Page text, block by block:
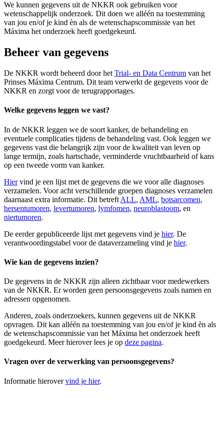
We kunnen gegevens uit de NKKR ook gebruiken voor
wetenschappelijk onderzoek. Dit doen we alléén na toestemming
van jou en/of je kind èn als de wetenschapscommissie van het
Máxima het onderzoek heeft goedgekeurd.
Beheer van gegevens
De NKKR wordt beheerd door het Trial- en Data Centrum van het
Prinses Máxima Centrum. Dit team verwerkt de gegevens voor de
NKKR en zorgt voor de terugrapportages.
Welke gegevens leggen we vast?
In de NKKR leggen we de soort kanker, de behandeling en
eventuele complicaties tijdens de behandeling vast. Ook leggen we
gegevens vast die belangrijk zijn voor de kwaliteit van leven op
lange termijn, zoals hartschade, verminderde vruchtbaarheid of kans
op een tweede vorm van kanker.
Hiervind je een lijst met de gegevens die we voor alle diagnoses
verzamelen. Voor acht verschillende groepen diagnoses verzamelen
daarnaast extra informatie. Dit betreft ALL, AML, botsarcomen,
hersentumoren, levertumoren, lymfomen, neuroblastoom, en
niertumoren.
De eerder gepubliceerde lijst met gegevens vind je hier. De
verantwoordingstabel voor de dataverzameling vind je hier.
Wie kan de gegevens inzien?
De gegevens in de NKKR zijn alleen zichtbaar voor medewerkers
van de NKKR. Er worden geen persoonsgegevens zoals namen en
adressen opgenomen.
Anderen, zoals onderzoekers, kunnen gegevens uit de NKKR
opvragen. Dit kan alléén na toestemming van jou en/of je kind èn als
de wetenschapscommissie van het Máxima het onderzoek heeft
goedgekeurd. Meer hierover lees je op deze pagina.
Vragen over de verwerking van persoonsgegevens?
Informatie hierovervind je hier.